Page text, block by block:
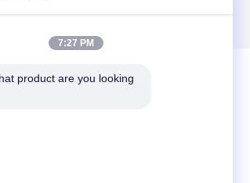
프
요
7:27 PM
product are you looking